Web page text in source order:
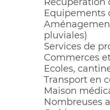
Equipements
pluviales)
Services de
Commerces
Ecoles,
Transport en
Maison
Nombreuses